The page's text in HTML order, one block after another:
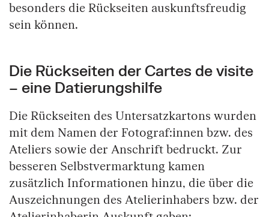
besonders die Rückseiten auskunftsfreudig
sein können.
Die Rückseiten der Cartes de visite
– eine Datierungshilfe
Die Rückseiten des Untersatzkartons wurden
mit dem Namen der Fotograf:innen bzw. des
Ateliers sowie der Anschrift bedruckt. Zur
besseren Selbstvermarktung kamen
zusätzlich Informationen hinzu, die über die
Auszeichnungen des Atelierinhabers bzw. der